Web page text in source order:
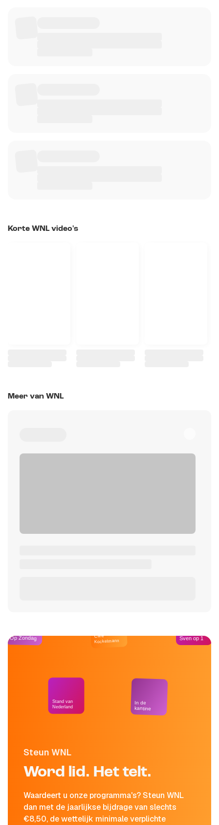
Korte WNL video's
Meer van WNL
Steun WNL
Word lid. Het telt.
Waardeert u onze programma's? Steun WNL
dan met de jaarlijkse bijdrage van slechts
€8,50, de wettelijk minimale verplichte
Op Zondag
Stand van
Nederland
Café
Kockelmann
In de
kantine
Sven op 1